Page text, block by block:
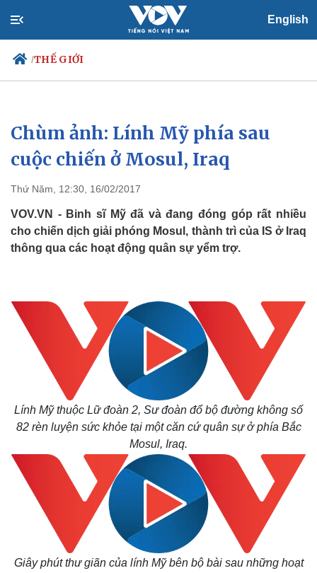
English
/THẾ GIỚI
Chính trị
Đảng
Tổ chức nhân sự
Nhận diện sự thật
Xã hội
Tin 24h
Dự báo thời tiết
Việc làm
Biển đảo
Chùm ảnh: Lính Mỹ phía sau
cuộc chiến ở Mosul, Iraq
Thứ Năm, 12:30, 16/02/2017
VOV.VN - Binh sĩ Mỹ đã và đang đóng góp rất nhiều
cho chiến dịch giải phóng Mosul, thành trì của IS ở Iraq
thông qua các hoạt động quân sự yểm trợ.
Lính Mỹ thuộc Lữ đoàn 2, Sư đoàn đổ bộ đường không số
82 rèn luyện sức khỏe tại một căn cứ quân sự ở phía Bắc
Mosul, Iraq.
Giây phút thư giãn của lính Mỹ bên bộ bài sau những hoạt